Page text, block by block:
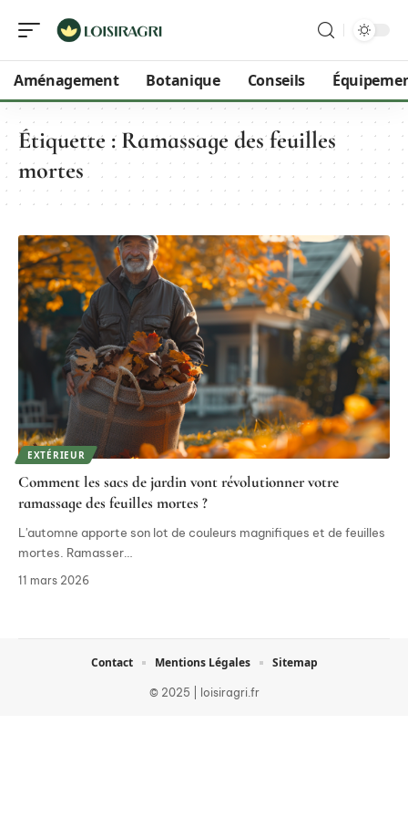
Aménagement Botanique Conseils
Étiquette :Ramassage des feuilles
mortes
EXTÉRIEUR
Comment les sacs de jardin vont révolutionner votre
ramassage des feuilles mortes ?
L'automne apporte son lot de couleurs magnifiques et de feuilles
mortes. Ramasser
11 mars 2026
© 2025 | loisiragri.fr
Contact Mentions Légales Sitemap